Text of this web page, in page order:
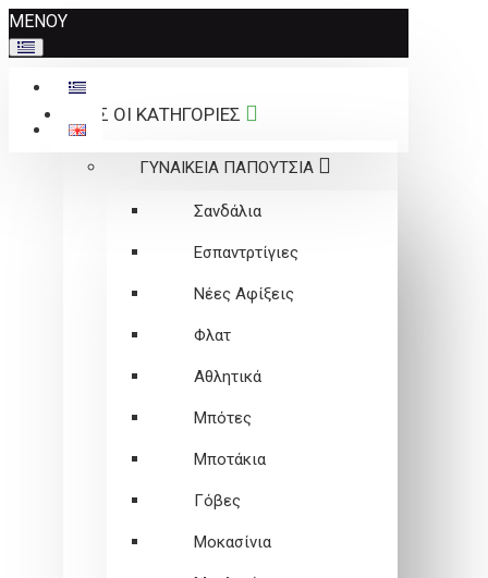
Σημείωση:
Αυτός
ο
ιστότοπος
περιλαμβάνει
ΜΕΝΟΥ
ΟΛΕΣ ΟΙ ΚΑΤΗΓΟΡΙΕΣ
ΓΥΝΑΙΚΕΙΑ ΠΑΠΟΥΤΣΙΑ
Σανδάλια
Εσπαντρτίγιες
Νέες Αφίξεις
Φλατ
Αθλητικά
Μπότες
Μποτάκια
Γόβες
Μοκασίνια